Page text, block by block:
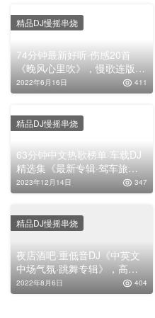
74分钟最新好听·伤感20首
《晚风心里吹》，慢歌连版车
载靓碟！
2022年6月16日 411
精品DJ慢摇串烧
63分钟中文热歌榜单·车载DJ
精选集《最新专辑·驾车旅途
珍藏版》，高清舞曲串烧大碟
2023年12月14日 347
精品DJ慢摇串烧
夜店酒吧·重低音DJ《中英文
中场气氛·跳舞专辑》，高清
舞曲串烧靓碟！
2022年8月6日 404
精品DJ慢摇串烧